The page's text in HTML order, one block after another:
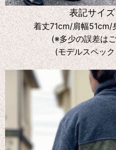
表記サイ
着丈71cm/肩幅
(※多少の誤差は
(モデルスペッ